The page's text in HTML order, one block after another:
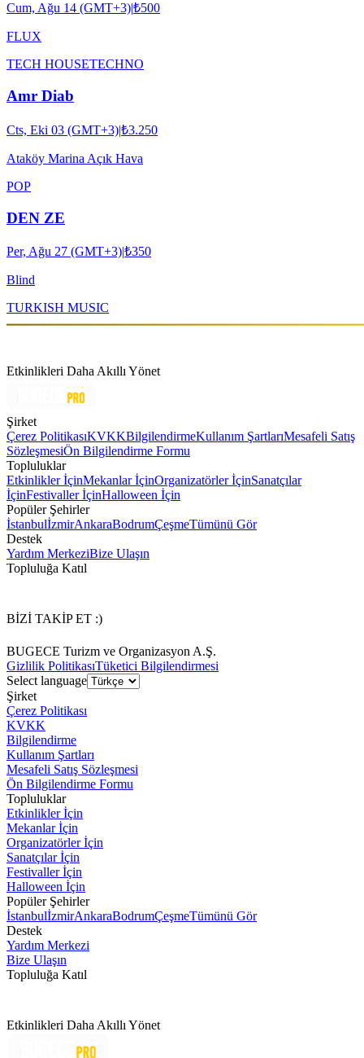
Cum, Ağu 14 (GMT+3)|₺500
FLUX
TECH HOUSETECHNO
Amr Diab
Cts, Eki 03 (GMT+3)|₺3.250
Ataköy Marina Açık Hava
POP
DEN ZE
Per, Ağu 27 (GMT+3)|₺350
Blind
TURKISH MUSIC
Etkinlikleri Daha Akıllı Yönet
Şirket
Çerez PolitikasıKVKKBilgilendirmeKullanım ŞartlarıMesafeli Satış
SözleşmesiÖn Bilgilendirme Formu
Topluluklar
Etkinlikler İçinMekanlar İçinOrganizatörler İçinSanatçılar
İçinFestivaller İçinHalloween İçin
Popüler Şehirler
İstanbulİzmirAnkaraBodrumÇeşmeTümünü Gör
Destek
Yardım MerkeziBize Ulaşın
Topluluğa Katıl
BİZİ TAKİP ET :)
BUGECE Turizm ve Organizasyon A.Ş.
Gizlilik PolitikasıTüketici Bilgilendirmesi
Select language
Şirket
Çerez Politikası
KVKK
Bilgilendirme
Kullanım Şartları
Mesafeli Satış Sözleşmesi
Ön Bilgilendirme Formu
Topluluklar
Etkinlikler İçin
Mekanlar İçin
Organizatörler İçin
Sanatçılar İçin
Festivaller İçin
Halloween İçin
Popüler Şehirler
İstanbulİzmirAnkaraBodrumÇeşmeTümünü Gör
Destek
Yardım Merkezi
Bize Ulaşın
Topluluğa Katıl
Etkinlikleri Daha Akıllı Yönet